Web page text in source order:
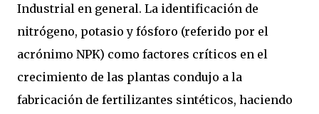
Industrial en general. La identificación de
nitrógeno, potasio y fósforo (referido por el
acrónimo NPK) como factores críticos en el
crecimiento de las plantas condujo a la
fabricación de fertilizantes sintéticos, haciendo